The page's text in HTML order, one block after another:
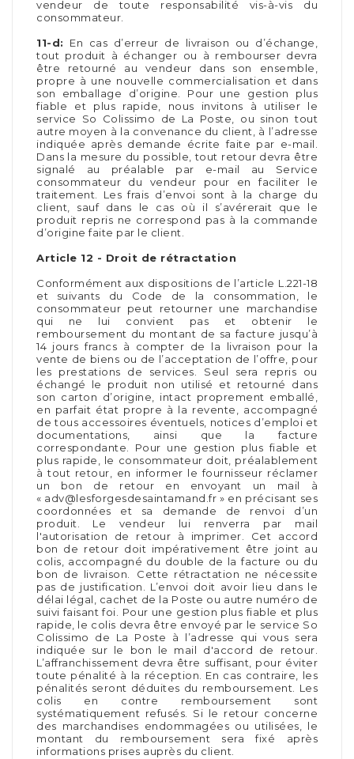
vendeur de toute responsabilité vis-à-vis du
consommateur.
11-d: En cas d’erreur de livraison ou d’échange,
tout produit à échanger ou à rembourser devra
être retourné au vendeur dans son ensemble,
propre à une nouvelle commercialisation et dans
son emballage d’origine. Pour une gestion plus
fiable et plus rapide, nous invitons à utiliser le
service So Colissimo de La Poste, ou sinon tout
autre moyen à la convenance du client, à l’adresse
indiquée après demande écrite faite par e-mail.
Dans la mesure du possible, tout retour devra être
signalé au préalable par e-mail au Service
consommateur du vendeur pour en faciliter le
traitement. Les frais d’envoi sont à la charge du
client, sauf dans le cas où il s’avérerait que le
produit repris ne correspond pas à la commande
d’origine faite par le client.
Article 12 - Droit de rétractation
Conformément aux dispositions de l’article L.221-18
et suivants du Code de la consommation, le
consommateur peut retourner une marchandise
qui ne lui convient pas et obtenir le
remboursement du montant de sa facture jusqu’à
14 jours francs à compter de la livraison pour la
vente de biens ou de l’acceptation de l’offre, pour
les prestations de services. Seul sera repris ou
échangé le produit non utilisé et retourné dans
son carton d’origine, intact proprement emballé,
en parfait état propre à la revente, accompagné
de tous accessoires éventuels, notices d’emploi et
documentations, ainsi que la facture
correspondante. Pour une gestion plus fiable et
plus rapide, le consommateur doit, préalablement
à tout retour, en informer le fournisseur réclamer
un bon de retour en envoyant un mail à
« adv@lesforgesdesaintamand.fr » en précisant ses
coordonnées et sa demande de renvoi d’un
produit. Le vendeur lui renverra par mail
l'autorisation de retour à imprimer. Cet accord
bon de retour doit impérativement être joint au
colis, accompagné du double de la facture ou du
bon de livraison. Cette rétractation ne nécessite
pas de justification. L’envoi doit avoir lieu dans le
délai légal, cachet de la Poste ou autre numéro de
suivi faisant foi. Pour une gestion plus fiable et plus
rapide, le colis devra être envoyé par le service So
Colissimo de La Poste à l’adresse qui vous sera
indiquée sur le bon le mail d'accord de retour.
L’affranchissement devra être suffisant, pour éviter
toute pénalité à la réception. En cas contraire, les
pénalités seront déduites du remboursement. Les
colis en contre remboursement sont
systématiquement refusés. Si le retour concerne
des marchandises endommagées ou utilisées, le
montant du remboursement sera fixé après
informations prises auprès du client.